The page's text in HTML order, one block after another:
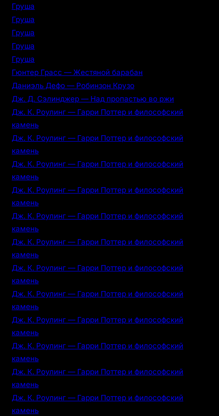
Груша
Груша
Груша
Груша
Груша
Гюнтер Грасс — Жестяной барабан
Даниэль Дефо — Робинзон Крузо
Дж. Д. Сэлинджер — Над пропастью во ржи
Дж. К. Роулинг — Гарри Поттер и философский
камень
Дж. К. Роулинг — Гарри Поттер и философский
камень
Дж. К. Роулинг — Гарри Поттер и философский
камень
Дж. К. Роулинг — Гарри Поттер и философский
камень
Дж. К. Роулинг — Гарри Поттер и философский
камень
Дж. К. Роулинг — Гарри Поттер и философский
камень
Дж. К. Роулинг — Гарри Поттер и философский
камень
Дж. К. Роулинг — Гарри Поттер и философский
камень
Дж. К. Роулинг — Гарри Поттер и философский
камень
Дж. К. Роулинг — Гарри Поттер и философский
камень
Дж. К. Роулинг — Гарри Поттер и философский
камень
Дж. К. Роулинг — Гарри Поттер и философский
камень